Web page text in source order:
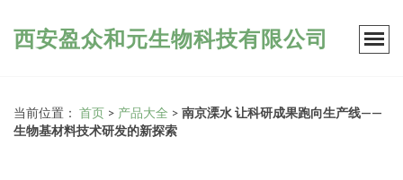
西安盈众和元生物科技有限公司
当前位置： 首页 > 产品大全 > 南京溧水 让科研成果跑向生产线——
生物基材料技术研发的新探索